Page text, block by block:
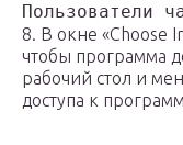
Пользователи
8. В окне «Choose
чтобы программа
рабочий стол и
доступа к